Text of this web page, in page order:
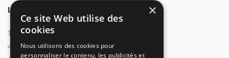
LIÈGE
13 Clos Chanmurly
4000 Liège
×
Ce site Web utilise des
cookies
Nous utilisons des cookies pour
personnaliser le contenu, les publicités et